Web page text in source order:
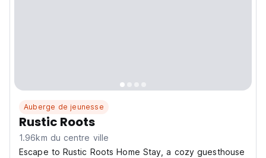
Auberge de jeunesse
Rustic Roots
1.96km du centre ville
Escape to Rustic Roots Home Stay, a cozy guesthouse